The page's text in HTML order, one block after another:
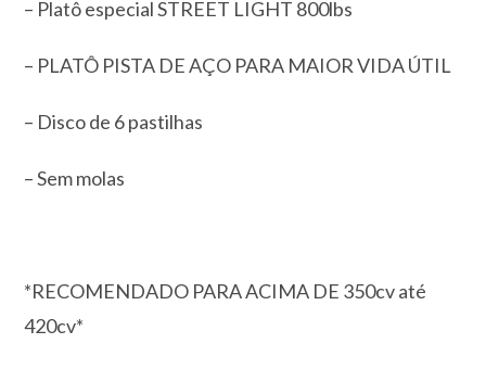
– Platô especial STREET LIGHT 800lbs
– PLATÔ PISTA DE AÇO PARA MAIOR VIDA ÚTIL
– Disco de 6 pastilhas
– Sem molas
*RECOMENDADO PARA ACIMA DE 350cv até
420cv*